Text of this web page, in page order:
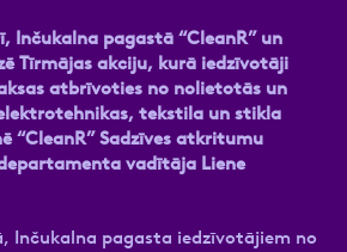
Inčukalna pagastā “CleanR” un
Tīrmājas akciju, kurā iedzīvotāji
atbrīvoties no nolietotās un
tekstila un stikla
“CleanR” Sadzīves atkritumu
vadītāja Liene
Inčukalna pagasta iedzīvotājiem no
ka piekrītat personas datu